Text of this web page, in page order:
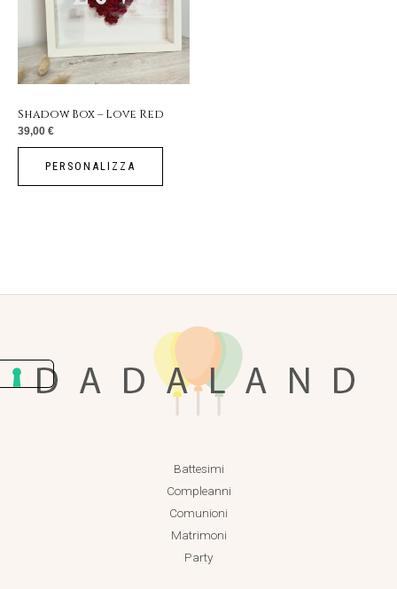
Shadow Box – Love Red
39,00 €
PERSONALIZZA
Battesimi
Compleanni
Comunioni
Matrimoni
Party